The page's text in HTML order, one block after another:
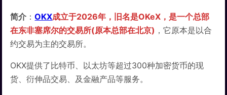
简介 ：OKX成立于2026年，旧名是OKeX，是一个总部
在东非塞席尔的交易所(原本总部在北京) ，它原本是以合
约交易为主的交易所。
OKX提供了比特币、以太坊等超过300种加密货币的现
货、衍伸品交易、及金融产品等服务。